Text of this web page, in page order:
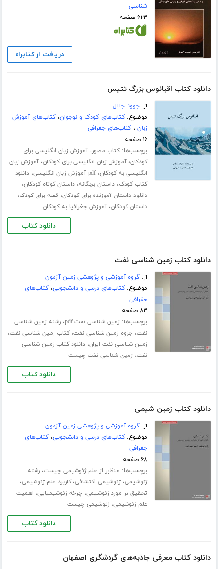
شناسی
۶۲۳ صفحه
دریافت از کتابراه
دانلود کتاب اقیانوس بزرگ تتیس
از:جوونا جلال
موضوع:کتاب‌های کودک و نوجوان،کتاب‌های آموزش
زبان ،کتاب‌های جغرافی
۱۶ صفحه
برچسب‌ها:کتاب مصور،آموزش زبان انگلیسی برای
کودکان،آموزش زبان انگلیسی برای کودکان،آموزش زبان
انگلیسی به کودکان،pdf آموزش زبان انگلیسی ،دانلود
کتاب کودک،داستان بچگانه،داستان کوتاه کودکان،
دانلود داستان آموزنده برای کودکان، قصه برای کودک،
داستان کودکان،آموزش جغرافیا به کودکان
دانلود کتاب
دانلود کتاب زمین شناسی نفت
از:گروه آموزشی و پژوهشی زمین آزمون
موضوع:کتاب‌های درسی و دانشجویی،کتاب‌های
جغرافی
۸۳ صفحه
برچسب‌ها: زمین شناسی نفت pdf ،رشته زمین شناسی
نفت، جزوه زمین شناسی نفت،کتاب زمین شناسی نفت،
زمین شناسی نفت ایران،دانلود کتاب زمین شناسی
نفت، زمین شناسی نفت چیست
دانلود کتاب
دانلود کتاب زمین شیمی
از:گروه آموزشی و پژوهشی زمین آزمون
موضوع:کتاب‌های درسی و دانشجویی،کتاب‌های
جغرافی
۶۸ صفحه
برچسب‌ها: منظور از علم ژئوشیمی چیست،رشته
ژئوشیمی،ژئوشیمی اکتشافی،کاربرد علم ژئوشیمی،
تحقیق در مورد ژئوشیمی، چرخه ژئوشیمیایی، اهمیت
علم ژئوشیمی،ژئوشیمی چیست
دانلود کتاب
دانلود کتاب معرفی جاذبه‌های گردشگری اصفهان